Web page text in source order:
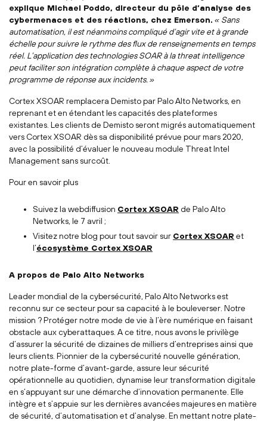
explique Michael Poddo, directeur du pôle d’analyse des
cybermenaces et des réactions, chez Emerson. « Sans
automatisation, il est néanmoins compliqué d’agir vite et à grande
échelle pour suivre le rythme des flux de renseignements en temps
réel. L’application des technologies SOAR à la threat intelligence
peut faciliter son intégration complète à chaque aspect de votre
programme de réponse aux incidents. »
Cortex XSOAR remplacera Demisto par Palo Alto Networks, en
reprenant et en étendant les capacités des plateformes
existantes. Les clients de Demisto seront migrés automatiquement
vers Cortex XSOAR dès sa disponibilité prévue pour mars 2020,
avec la possibilité d’évaluer le nouveau module Threat Intel
Management sans surcoût.
Pour en savoir plus
Suivez la webdiffusion Cortex XSOAR de Palo Alto
Networks, le 7 avril ;
Visitez notre blog pour tout savoir sur Cortex XSOAR et
l’écosystème Cortex XSOAR
A propos de Palo Alto Networks
Leader mondial de la cybersécurité, Palo Alto Networks est
reconnu sur ce secteur pour sa capacité à le bouleverser. Notre
mission ? Protéger notre mode de vie à l’ère numérique en faisant
obstacle aux cyberattaques. A ce titre, nous avons le privilège
d’assurer la sécurité de dizaines de milliers d’entreprises ainsi que
leurs clients. Pionnier de la cybersécurité nouvelle génération,
notre plate-forme d’avant-garde, assure leur sécurité
opérationnelle au quotidien, dynamise leur transformation digitale
en s’appuyant sur une démarche d’innovation permanente. Elle
intègre et s’appuie sur les dernières avancées majeures en matière
de sécurité, d’automatisation et d’analyse. En mettant notre plate-